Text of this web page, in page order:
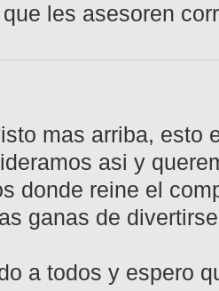
les asesoren
mas arriba, esto
asi y
donde reine el
ganas de
a todos y espero